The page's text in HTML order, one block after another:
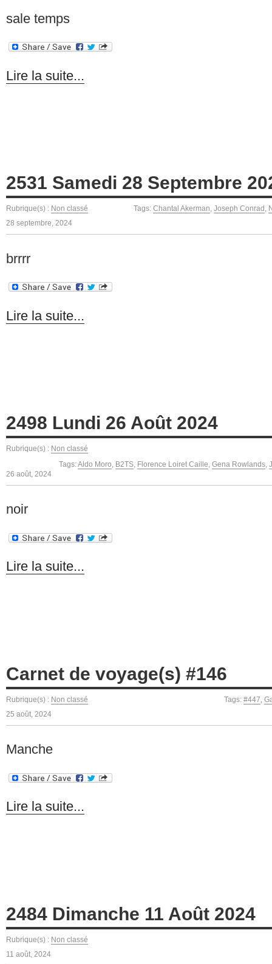
sale temps
Lire la suite...
2531 Samedi 28 Septembre
Rubrique(s) : Non classé Tags: Chantal Akerman, Joseph Conrad ,
28 septembre, 2024
brrrr
Lire la suite...
2498 Lundi 26 Août 2024
Rubrique(s) : Non classé
Tags:Aldo Moro, B2TS, Florence Loiret Caille, Gena Rowlands,
26 août, 2024
noir
Lire la suite...
Carnet de voyage(s) #146
Rubrique(s) : Non classé Tags: #447
25 août, 2024
Manche
Lire la suite...
2484 Dimanche 11 Août 2024
Rubrique(s) : Non classé
11 août, 2024